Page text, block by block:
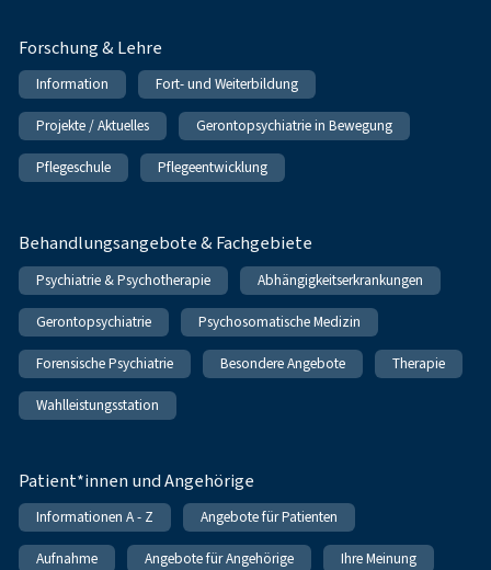
Forschung & Lehre
Information Fort- und Weiterbildung
Projekte / Aktuelles Gerontopsychiatrie in Bewegung
Pflegeschule Pflegeentwicklung
Behandlungsangebote & Fachgebiete
Psychiatrie & Psychotherapie Abhängigkeitserkrankungen
Gerontopsychiatrie Psychosomatische Medizin
Forensische Psychiatrie Besondere Angebote Therapie
Wahlleistungsstation
Patient*innen und Angehörige
Informationen A - Z Angebote für Patienten
Aufnahme Angebote für Angehörige Ihre Meinung